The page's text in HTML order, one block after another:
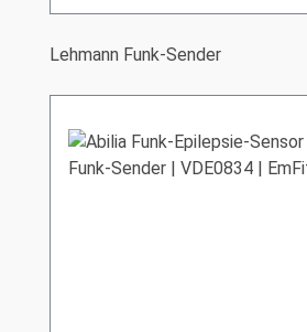
Produktgalerie überspringen
Lehmann Funk-Sender